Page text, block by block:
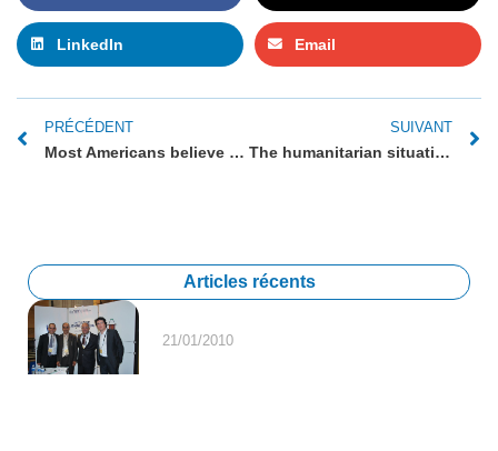
LinkedIn Email
PRÉCÉDENT
Most Americans believe countries should recognize Palestinian state, Reuters/Ipsos poll finds
SUIVANT
The humanitarian situation in Gaza – an update (webinar)
Articles récents
21/01/2010